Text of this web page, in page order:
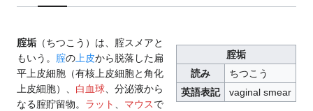
腟垢
読み
ちつこう
英語表記
vaginal smear
腟垢 （ちつこう）は、腟スメアと
もいう。 腟の 上皮から脱落した扁
平上皮細胞（有核上皮細胞と角化
上皮細胞）、 白血球 、分泌液から
なる腟貯留物。 ラット マウスで